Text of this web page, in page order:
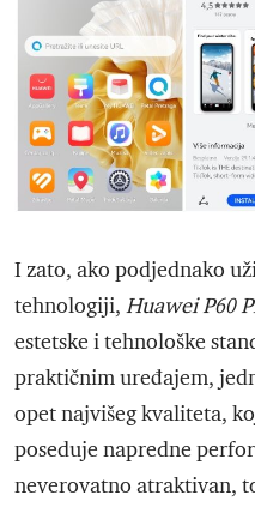
I zato, ako podjednako
tehnologiji, Huawei P60
estetske i tehnološke
praktičnim uređajem,
opet najvišeg kvaliteta,
poseduje napredne
neverovatno atraktivan,